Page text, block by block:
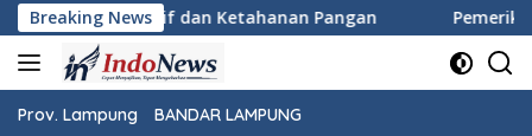
Langsung
ke
konten
Breaking News
Pangan Pemeriksaan Kesehatan Gratis
Prov. Lampung BANDAR LAMPUNG